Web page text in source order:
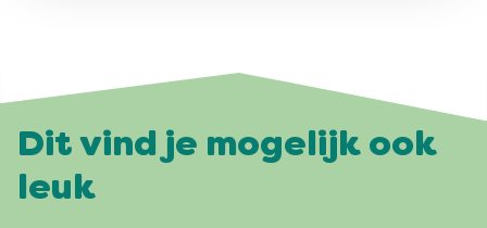
Dit vind je mogelijk ook
leuk